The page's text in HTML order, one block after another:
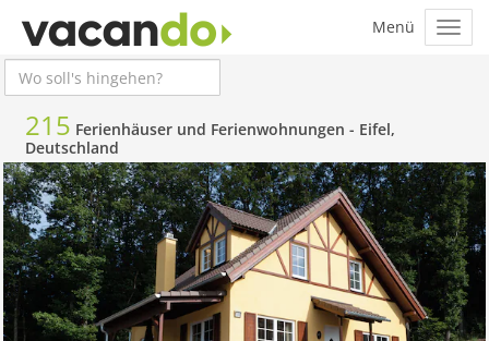
215 Ferienhäuser und Ferienwohnungen - Eifel,
Deutschland